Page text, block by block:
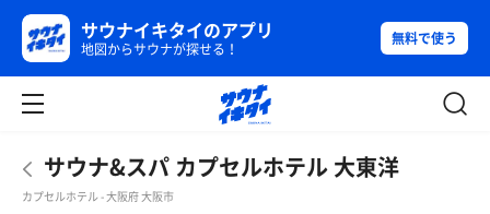
サウナイキタイのアプリ
地図からサウナが探せる！
無料で使う
サウナ&スパ カプセルホテル 大東洋
カプセルホテル - 大阪府 大阪市